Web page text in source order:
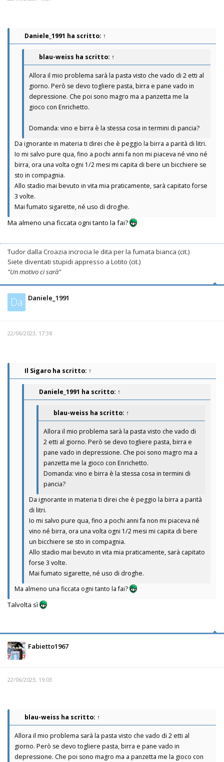
Daniele_1991 ha scritto: ↑
blau-weiss ha scritto: ↑
Allora il mio problema sarà la pasta visto che vado di 2 etti al
giorno. Però se devo togliere pasta, birra e pane vado in
depressione. Che poi sono magro ma a panzetta me la
gioco con Enrichetto.
Domanda: vino e birra è la stessa cosa in termini di pancia?
Da ignorante in materia ti direi che è peggio la birra a parità di litri.
Io mi salvo pure qua, fino a pochi anni fa non mi piaceva né vino né
birra, ora una volta ogni 1/2 mesi mi capita di bere un bicchiere se
sto in compagnia.
Allo stadio mai bevuto in vita mia praticamente, sarà capitato forse
3 volte.
Mai fumato sigarette, né uso di droghe.
Ma almeno una ficcata ogni tanto la fai?
Tudor dalla Croazia incrocia le dita per la fumata bianca (cit.)
Siete diventati stupidi appresso a Lotito (cit.)
"Un motivo ci sarà"
Da Daniele_1991
22/06/2023, 17:38
Il Sigaro ha scritto: ↑
Daniele_1991 ha scritto: ↑
blau-weiss ha scritto: ↑
Allora il mio problema sarà la pasta visto che vado di
2 etti al giorno. Però se devo togliere pasta, birra e
pane vado in depressione. Che poi sono magro ma a
panzetta me la gioco con Enrichetto.
Domanda: vino e birra è la stessa cosa in termini di
pancia?
Da ignorante in materia ti direi che è peggio la birra a parità
di litri.
Io mi salvo pure qua, fino a pochi anni fa non mi piaceva né
vino né birra, ora una volta ogni 1/2 mesi mi capita di bere
un bicchiere se sto in compagnia.
Allo stadio mai bevuto in vita mia praticamente, sarà capitato
forse 3 volte.
Mai fumato sigarette, né uso di droghe.
Ma almeno una ficcata ogni tanto la fai?
Talvolta sì
Fabietto1967
22/06/2023, 19:03
blau-weiss ha scritto: ↑
Allora il mio problema sarà la pasta visto che vado di 2 etti al
giorno. Però se devo togliere pasta, birra e pane vado in
depressione. Che poi sono magro ma a panzetta me la gioco con